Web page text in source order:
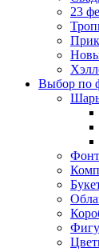
23
Выбор по